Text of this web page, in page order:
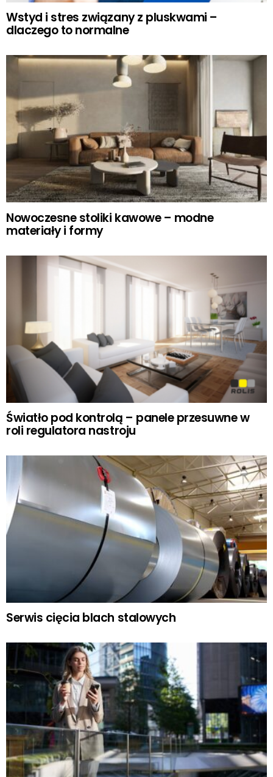
Wstyd i stres związany z pluskwami –
dlaczego to normalne
Nowoczesne stoliki kawowe – modne
materiały i formy
Światło pod kontrolą – panele przesuwne w
roli regulatora nastroju
Serwis cięcia blach stalowych